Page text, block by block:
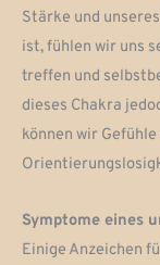
Stärke und
ist, fühlen wir uns
treffen und
dieses Chakra
können wir
Symptome eines
Einige Anzeichen